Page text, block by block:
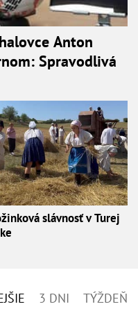
Anton
Spravodlivá
slávnosť v Turej
3 DNI TÝŽDEŇ